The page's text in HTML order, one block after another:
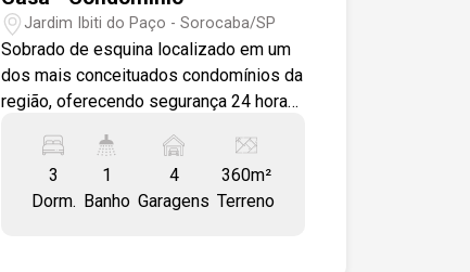
Jardim Ibiti do Paço - Sorocaba/SP
Sobrado de esquina localizado em um
dos mais conceituados condomínios da
região, oferecendo segurança 24 horas
extensa área verde com lago repleto de
carpas e peixes. O condomínio conta
com pista de caminhada, duas portarias
3
Dorm.
1
Banho
4
Garagens
360m²
Terreno